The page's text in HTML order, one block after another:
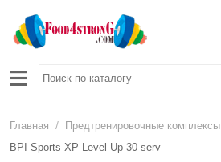
Главная / Предтренировочные комплексы
BPI Sports XP Level Up 30 serv